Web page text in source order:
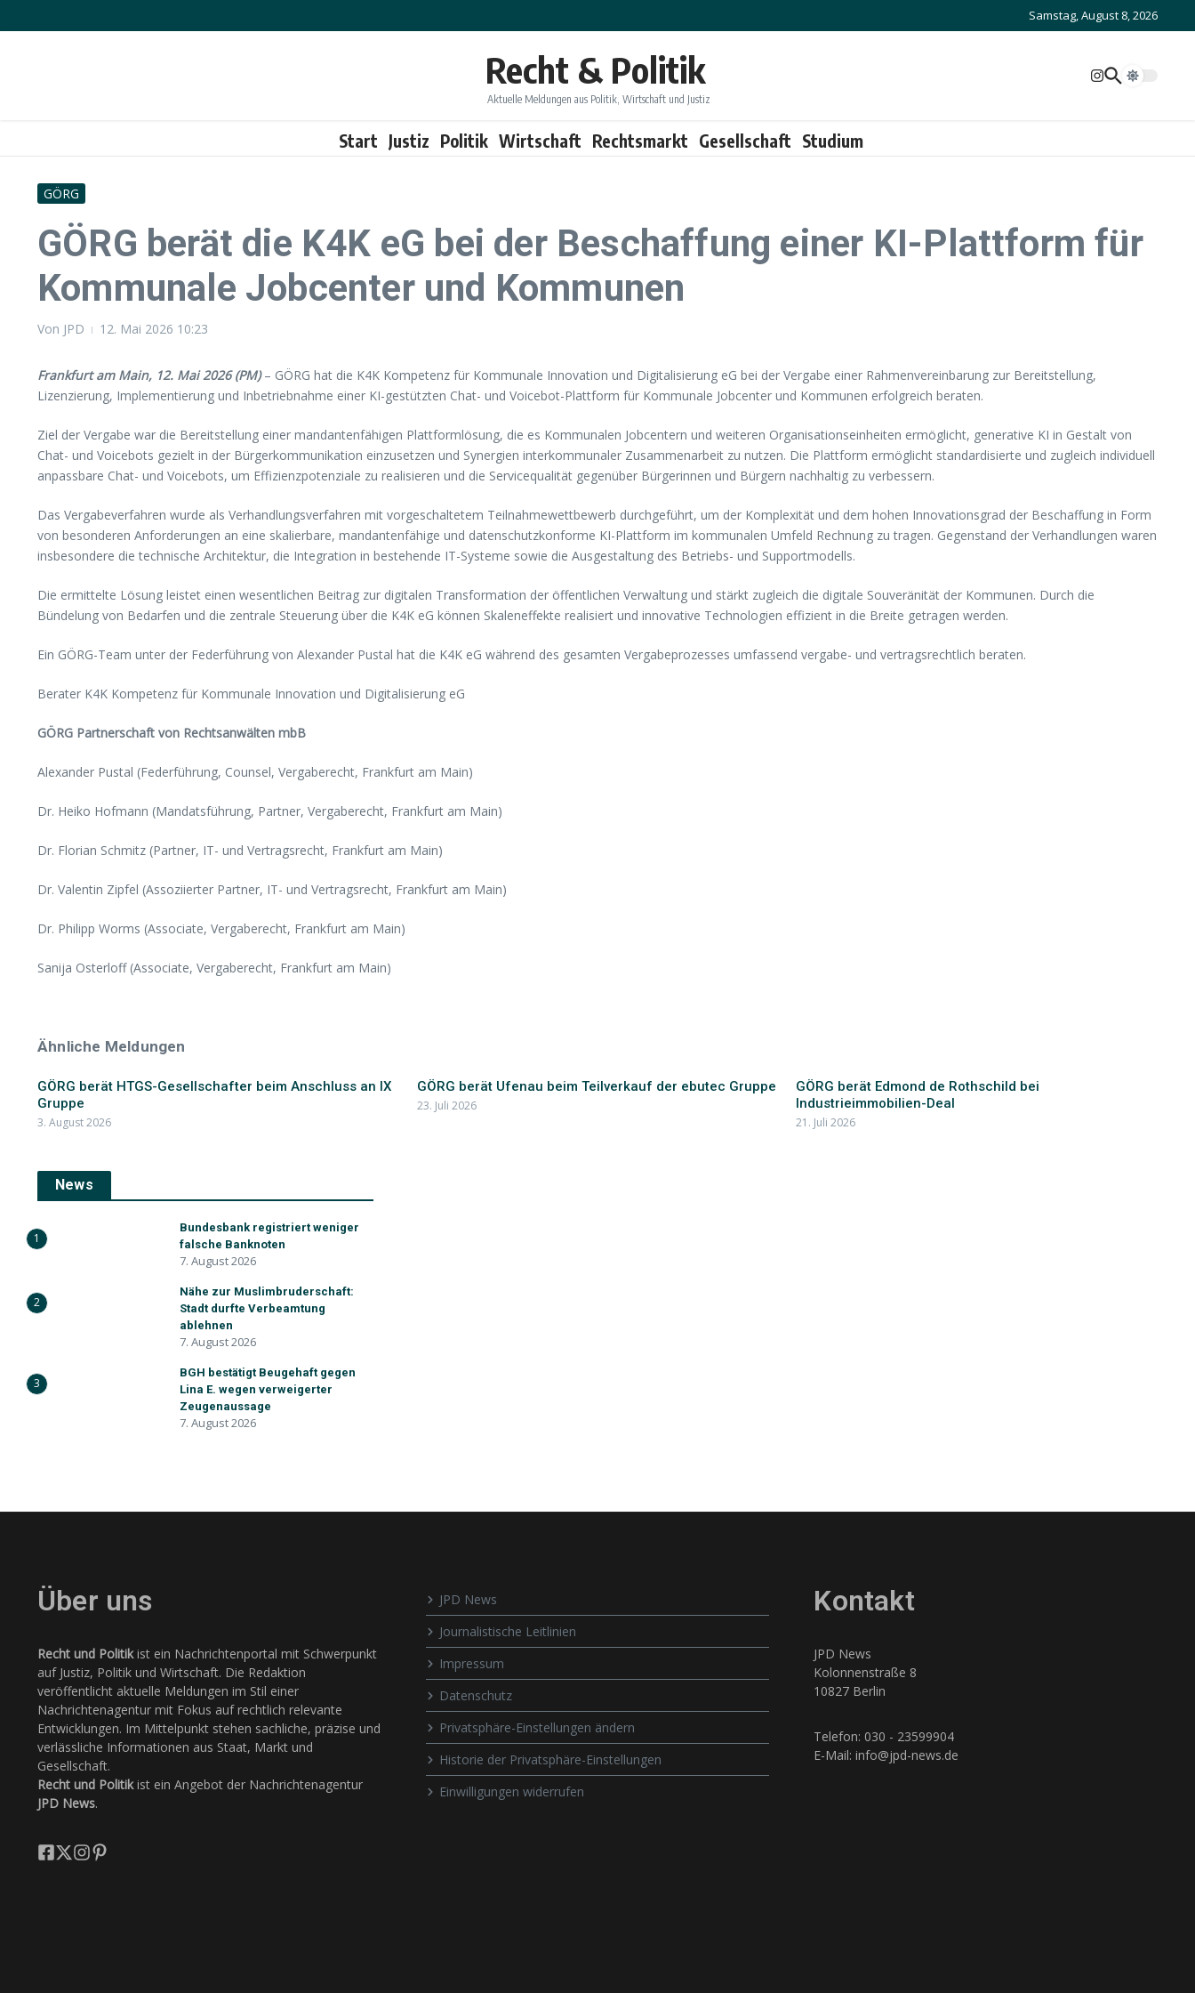
Samstag, August 8, 2026
Recht & Politik
Aktuelle Meldungen aus Politik, Wirtschaft und Justiz
Start Justiz Politik Wirtschaft Rechtsmarkt Gesellschaft Studium
GÖRG
GÖRG berät die K4K eG bei der Beschaffung einer KI-Plattform für
Kommunale Jobcenter und Kommunen
Von JPD 12. Mai 2026 10:23
Frankfurt am Main, 12. Mai 2026 (PM)– GÖRG hat die K4K Kompetenz für Kommunale Innovation und Digitalisierung eG bei der Vergabe einer Rahmenvereinbarung zur Bereitstellung,
Lizenzierung, Implementierung und Inbetriebnahme einer KI-gestützten Chat- und Voicebot-Plattform für Kommunale Jobcenter und Kommunen erfolgreich beraten.
Ziel der Vergabe war die Bereitstellung einer mandantenfähigen Plattformlösung, die es Kommunalen Jobcentern und weiteren Organisationseinheiten ermöglicht, generative KI in Gestalt von
Chat- und Voicebots gezielt in der Bürgerkommunikation einzusetzen und Synergien interkommunaler Zusammenarbeit zu nutzen. Die Plattform ermöglicht standardisierte und zugleich individuell
anpassbare Chat- und Voicebots, um Effizienzpotenziale zu realisieren und die Servicequalität gegenüber Bürgerinnen und Bürgern nachhaltig zu verbessern.
Das Vergabeverfahren wurde als Verhandlungsverfahren mit vorgeschaltetem Teilnahmewettbewerb durchgeführt, um der Komplexität und dem hohen Innovationsgrad der Beschaffung in Form
von besonderen Anforderungen an eine skalierbare, mandantenfähige und datenschutzkonforme KI-Plattform im kommunalen Umfeld Rechnung zu tragen. Gegenstand der Verhandlungen waren
insbesondere die technische Architektur, die Integration in bestehende IT-Systeme sowie die Ausgestaltung des Betriebs- und Supportmodells.
Die ermittelte Lösung leistet einen wesentlichen Beitrag zur digitalen Transformation der öffentlichen Verwaltung und stärkt zugleich die digitale Souveränität der Kommunen. Durch die
Bündelung von Bedarfen und die zentrale Steuerung über die K4K eG können Skaleneffekte realisiert und innovative Technologien effizient in die Breite getragen werden.
Ein GÖRG-Team unter der Federführung von Alexander Pustal hat die K4K eG während des gesamten Vergabeprozesses umfassend vergabe- und vertragsrechtlich beraten.
Berater K4K Kompetenz für Kommunale Innovation und Digitalisierung eG
GÖRG Partnerschaft von Rechtsanwälten mbB
Alexander Pustal (Federführung, Counsel, Vergaberecht, Frankfurt am Main)
Dr. Heiko Hofmann (Mandatsführung, Partner, Vergaberecht, Frankfurt am Main)
Dr. Florian Schmitz (Partner, IT- und Vertragsrecht, Frankfurt am Main)
Dr. Valentin Zipfel (Assoziierter Partner, IT- und Vertragsrecht, Frankfurt am Main)
Dr. Philipp Worms (Associate, Vergaberecht, Frankfurt am Main)
Sanija Osterloff (Associate, Vergaberecht, Frankfurt am Main)
Ähnliche Meldungen
GÖRG berät HTGS-Gesellschafter beim Anschluss an IX
Gruppe
3. August 2026
GÖRG berät Ufenau beim Teilverkauf der ebutec Gruppe
23. Juli 2026
GÖRG berät Edmond de Rothschild bei
Industrieimmobilien-Deal
21. Juli 2026
News
1
Bundesbank registriert weniger
falsche Banknoten
7. August 2026
2
Nähe zur Muslimbruderschaft:
Stadt durfte Verbeamtung
ablehnen
7. August 2026
3
BGH bestätigt Beugehaft gegen
Lina E. wegen verweigerter
Zeugenaussage
7. August 2026
Über uns
Recht und Politikist ein Nachrichtenportal mit Schwerpunkt
auf Justiz, Politik und Wirtschaft. Die Redaktion
veröffentlicht aktuelle Meldungen im Stil einer
Nachrichtenagentur mit Fokus auf rechtlich relevante
Entwicklungen. Im Mittelpunkt stehen sachliche, präzise und
verlässliche Informationen aus Staat, Markt und
Gesellschaft.
Recht und Politikist ein Angebot der Nachrichtenagentur
JPD News.
JPD News
Journalistische Leitlinien
Impressum
Datenschutz
Privatsphäre-Einstellungen ändern
Historie der Privatsphäre-Einstellungen
Einwilligungen widerrufen
Kontakt
JPD News
Kolonnenstraße 8
10827 Berlin
Telefon: 030 - 23599904
E-Mail: info@jpd-news.de